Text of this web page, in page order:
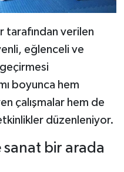
tarafından verilen
eğlenceli ve
boyunca hem
çalışmalar hem de
düzenleniyor.
sanat bir arada